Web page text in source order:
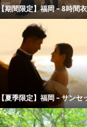
期間限定】福岡 – 8時間
夏季限定】福岡 – サンセ